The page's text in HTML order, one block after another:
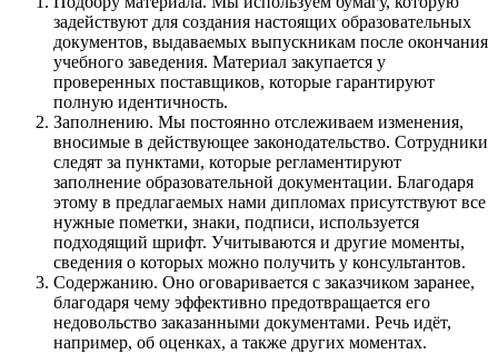
задействуют для создания настоящих образовательных
документов, выдаваемых выпускникам после окончания
учебного заведения. Материал закупается у
проверенных поставщиков, которые гарантируют
полную идентичность.
Заполнению. Мы постоянно отслеживаем изменения,
вносимые в действующее законодательство. Сотрудники
следят за пунктами, которые регламентируют
заполнение образовательной документации. Благодаря
этому в предлагаемых нами дипломах присутствуют все
нужные пометки, знаки, подписи, используется
подходящий шрифт. Учитываются и другие моменты,
сведения о которых можно получить у консультантов.
Содержанию. Оно оговаривается с заказчиком заранее,
благодаря чему эффективно предотвращается его
недовольство заказанными документами. Речь идёт,
например, об оценках, а также других моментах.